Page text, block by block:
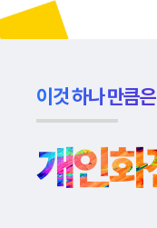
이것 하나 만큼
개인화